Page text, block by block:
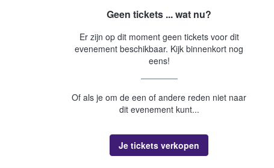
Geen tickets ... wat nu?
Er zijn op dit moment geen tickets voor dit
evenement beschikbaar. Kijk binnenkort nog
eens!
Of als je om de een of andere reden niet naar
dit evenement kunt...
Je tickets verkopen